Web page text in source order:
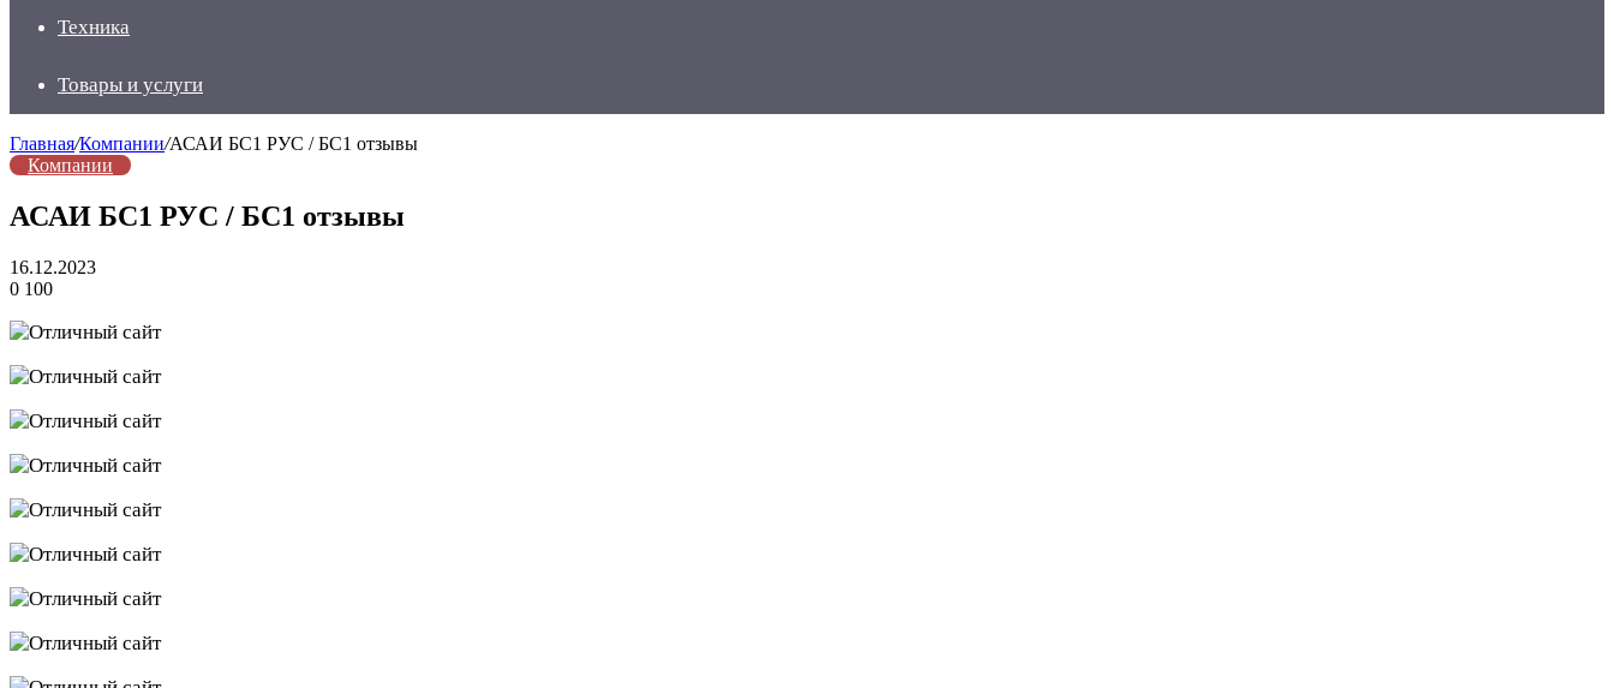
Техника
Товары и услуги
Главная/Компании/АСАИ БС1 РУС / БС1 отзывы
Компании
АСАИ БС1 РУС / БС1 отзывы
16.12.2023
0 100